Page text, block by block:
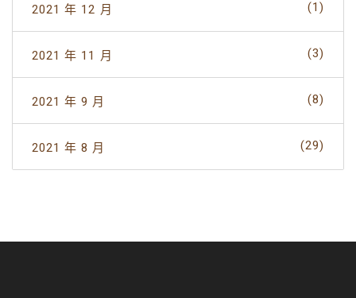
2021 年 12 月 (1)
2021 年 11 月 (3)
2021 年 9 月 (8)
2021 年 8 月 (29)